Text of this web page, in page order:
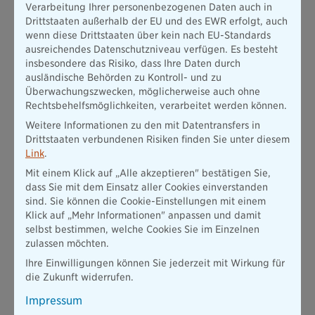
Schadenfreiheits­rabatt Motorrad: So
sparen Sie mit jedem unfallfreien Jahr
Der Begriff Schadenfreiheitsrabatt beschreibt den
prozentualen Nachlass, den Versicherer für jede erreichte SF-
Klasse gewähren.Er ist also die direkte Folge Ihrer
Einstufung. Dieser Rabatt wirkt sich unmittelbar auf den
Versicherungsbeitrag aus und kann über die Jahre eine
erhebliche Summe ausmachen.
Ein Rechenbeispiel verdeutlicht die Ersparnis: Angenommen,
der Grundbeitrag für Ihre Motorrad-Haftpflicht liegt bei 400
EUR pro Jahr. In SF 1 zahlen Sie 75 Prozent, also 300 EUR. In
SF 10 sind es nur noch 35 Prozent, also 140 EUR. Und in SF 20
lediglich 25 Prozent, also 100 EUR. Über 20 Jahre betrachtet
können Sie allein in der Haftpflicht mehrere tausend Euro
Auch mitSaisonkennzeichen
zugelassen ist, wird das Jahr vollständig als unfallfrei
Verarbeitung Ihrer personenbezogenen Daten auch in
Drittstaaten außerhalb der EU und des EWR erfolgt, auch
wenn diese Drittstaaten über kein nach EU-Standards
ausreichendes Datenschutzniveau verfügen. Es besteht
insbesondere das Risiko, dass Ihre Daten durch
ausländische Behörden zu Kontroll- und zu
Überwachungszwecken, möglicherweise auch ohne
Rechtsbehelfsmöglichkeiten, verarbeitet werden können.
Weitere Informationen zu den mit Datentransfers in
Drittstaaten verbundenen Risiken finden Sie unter diesem
Link.
Mit einem Klick auf „Alle akzeptieren" bestätigen Sie,
dass Sie mit dem Einsatz aller Cookies einverstanden
sind. Sie können die Cookie-Einstellungen mit einem
Klick auf „Mehr Informationen" anpassen und damit
selbst bestimmen, welche Cookies Sie im Einzelnen
zulassen möchten.
Ihre Einwilligungen können Sie jederzeit mit Wirkung für
die Zukunft widerrufen.
Impressum